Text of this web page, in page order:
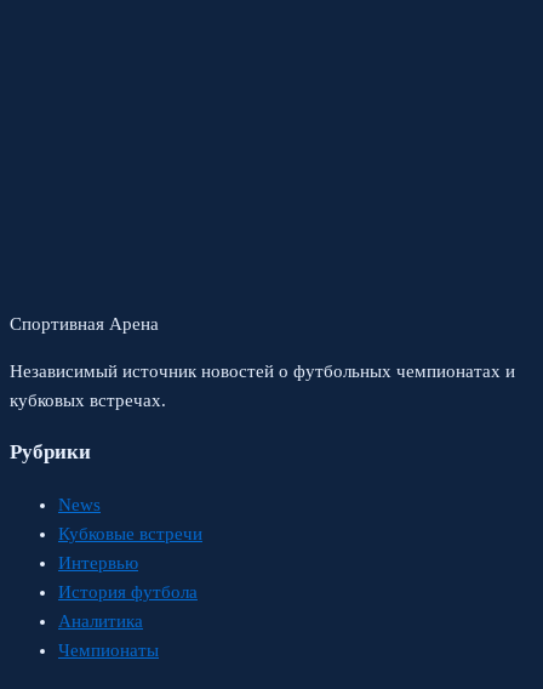
Спортивная Арена
Независимый источник новостей о футбольных чемпионатах и
кубковых встречах.
Рубрики
News
Кубковые встречи
Интервью
История футбола
Аналитика
Чемпионаты